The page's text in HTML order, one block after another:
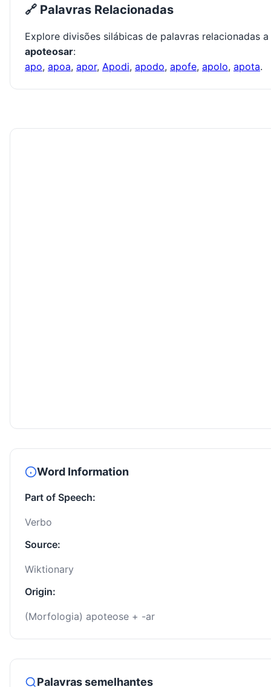
🔗 Palavras Relacionadas
Explore divisões silábicas de palavras relacionadas a
apoteosar:
apo, apoa, apor, Apodi, apodo, apofe, apolo, apota.
Word Information
Part of Speech:
Verbo
Source:
Wiktionary
Origin:
(Morfologia) apoteose + -ar
Palavras semelhantes